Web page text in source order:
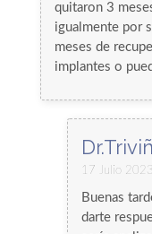
quitaron 3
igualmente por
meses de
implantes o
17 Julio 2023
Buenas
darte